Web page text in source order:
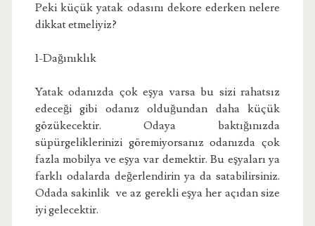
Peki küçük yatak odasını dekore ederken nelere
dikkat etmeliyiz?
1-Dağınıklık
Yatak odanızda çok eşya varsa bu sizi rahatsız
edeceği gibi odanız olduğundan daha küçük
gözükecektir. Odaya baktığınızda
süpürgeliklerinizi göremiyorsanız odanızda çok
fazla mobilya ve eşya var demektir. Bu eşyaları ya
farklı odalarda değerlendirin ya da satabilirsiniz.
Odada sakinlik ve az gerekli eşya her açıdan size
iyi gelecektir.